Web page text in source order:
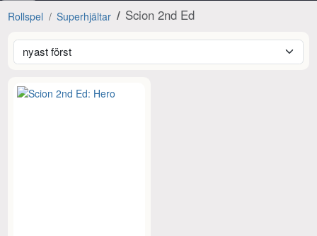
Rollspel Superhjältar Scion 2nd Ed